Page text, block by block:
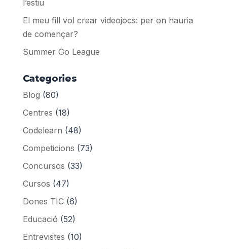
l’estiu
El meu fill vol crear videojocs: per on hauria
de començar?
Summer Go League
Categories
Blog (80)
Centres (18)
Codelearn (48)
Competicions (73)
Concursos (33)
Cursos (47)
Dones TIC(6)
Educació (52)
Entrevistes (10)